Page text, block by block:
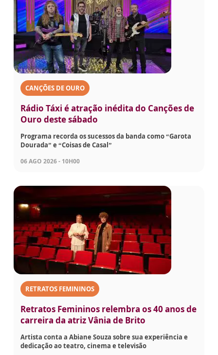
CANÇÕES DE OURO
Rádio Táxi é atração inédita do Canções de
Ouro deste sábado
Programa recorda os sucessos da banda como “Garota
Dourada” e “Coisas de Casal”
06 AGO 2026 - 10H00
RETRATOS FEMININOS
Retratos Femininos relembra os 40 anos de
carreira da atriz Vânia de Brito
Artista conta a Abiane Souza sobre sua experiência e
dedicação ao teatro, cinema e televisão